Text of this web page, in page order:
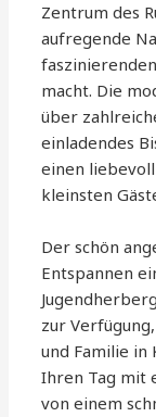
Zentrum des
aufregende
macht. Die
über
einladendes
einen
kleinsten
Der schön
Entspannen
zur
und Familie in
Ihren Tag mit
von einem